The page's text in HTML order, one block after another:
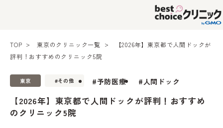
TOP 東京のクリニック一覧
【2026年】東京都で人間ドックが
評判！おすすめのクリニック5院
東京 #その他 #予防医療 #人間ドック
【2026年】東京都で人間ドックが評判！おすすめ
のクリニック5院